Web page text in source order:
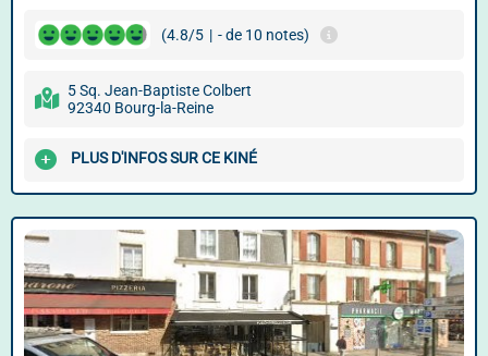
(4.8/5 | - de 10 notes)
5 Sq. Jean-Baptiste Colbert
92340 Bourg-la-Reine
PLUS D'INFOS SUR CE KINÉ